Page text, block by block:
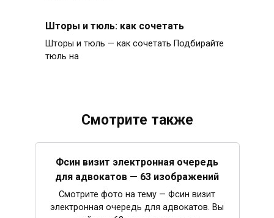
Шторы и тюль: как сочетать
Шторы и тюль — как сочетать Подбирайте
тюль на
Смотрите также
Фсин визит электронная очередь
для адвокатов — 63 изображений
Смотрите фото на тему — Фсин визит
электронная очередь для адвокатов. Вы